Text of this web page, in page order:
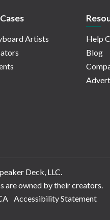
Artists
Help
Blog
Deck, LLC.
are owned by their creators.
Accessibility Statement